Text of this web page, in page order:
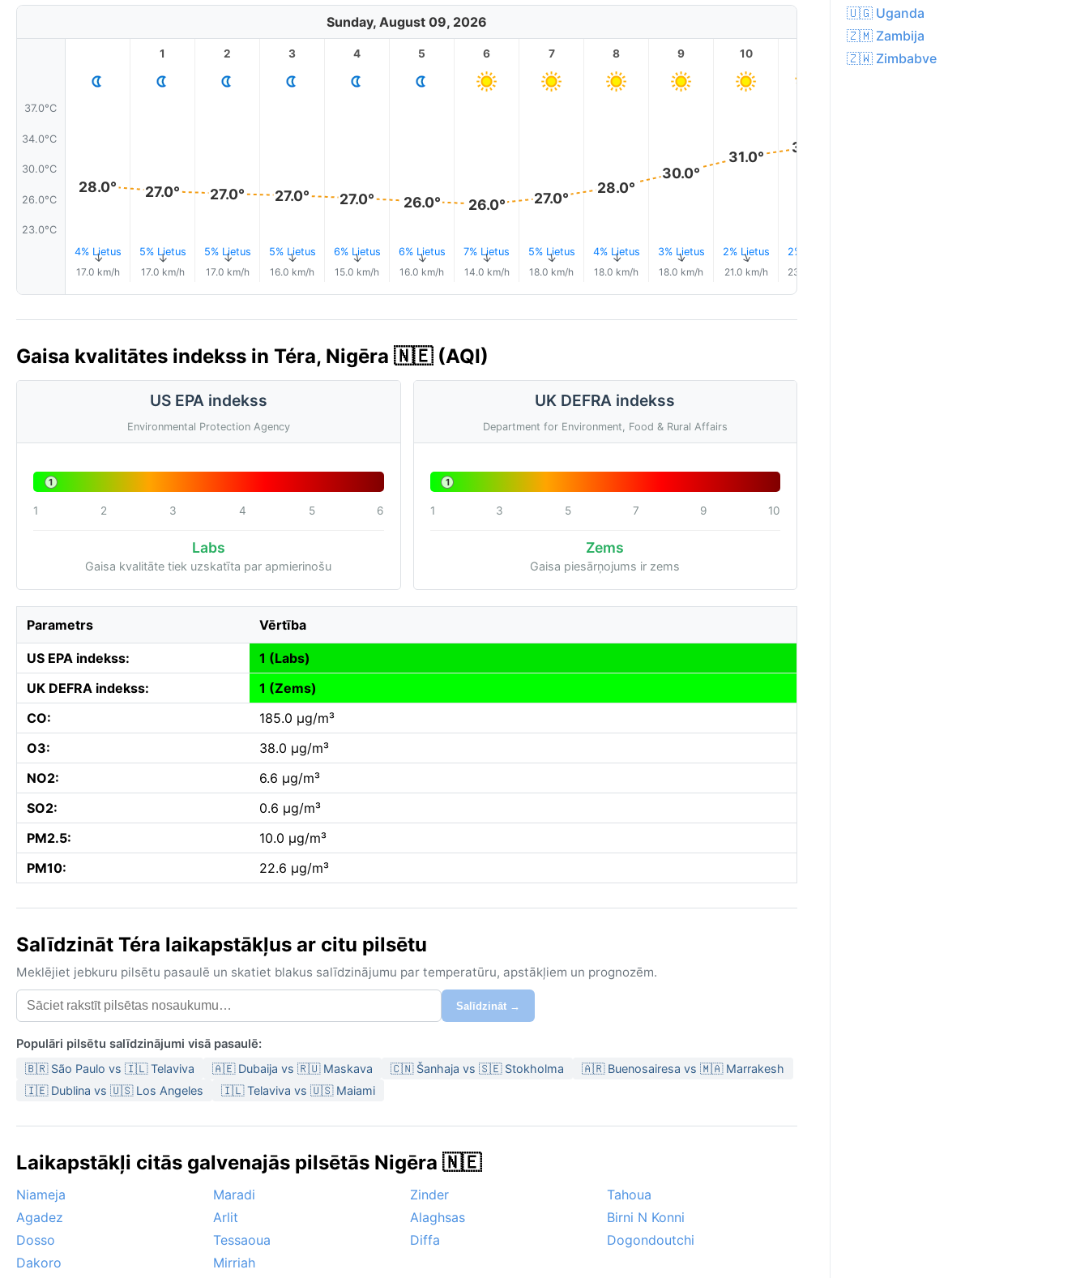
Sunday, August 09, 2026
37.0°C
34.0°C
30.0°C
26.0°C
23.0°C
28.0°
4% Lietus
↑
17.0 km/h
1
27.0°
5% Lietus
↑
17.0 km/h
2
27.0°
5% Lietus
↑
17.0 km/h
3
27.0°
5% Lietus
↑
16.0 km/h
4
27.0°
6% Lietus
↑
15.0 km/h
5
26.0°
6% Lietus
↑
16.0 km/h
6
26.0°
7% Lietus
↑
14.0 km/h
7
27.0°
5% Lietus
↑
18.0 km/h
8
28.0°
4% Lietus
↑
18.0 km/h
9
30.0°
3% Lietus
↑
18.0 km/h
10
31.0°
2% Lietus
↑
21.0 km/h
32.0°
2% Lietus
23.0 km/h
12 13
Gaisa kvalitātes indekss in Téra, Nigēra 🇳🇪 (AQI)
US EPA indekss
Environmental Protection Agency
1
1 2 3 4 5 6
Labs
Gaisa kvalitāte tiek uzskatīta par apmierinošu
UK DEFRA indekss
Department for Environment, Food & Rural Affairs
1
1 3 5 7 9 10
Zems
Gaisa piesārņojums ir zems
Parametrs Vērtība
US EPA indekss:
1 (Labs)
UK DEFRA indekss:
1 (Zems)
CO:
185.0 µg/m³
O3:
38.0 µg/m³
NO2:
6.6 µg/m³
SO2:
0.6 µg/m³
PM2.5:
10.0 µg/m³
PM10:
22.6 µg/m³
Salīdzināt Téra laikapstākļus ar citu pilsētu
Meklējiet jebkuru pilsētu pasaulē un skatiet blakus salīdzinājumu par temperatūru, apstākļiem un prognozēm.
Salīdzināt →
Populāri pilsētu salīdzinājumi visā pasaulē:
🇧🇷 São Paulo vs 🇮🇱 Telaviva 🇦🇪 Dubaija vs 🇷🇺 Maskava 🇨🇳 Šanhaja vs 🇸🇪 Stokholma
🇦🇷 Buenosairesa vs 🇲🇦 Marrakesh
🇮🇪 Dublina vs 🇺🇸 Los Angeles
🇮🇱 Telaviva vs 🇺🇸 Maiami
Laikapstākļi citās galvenajās pilsētās Nigēra 🇳🇪
Niameja Maradi Zinder
Tahoua
Agadez
Arlit Alaghsas
Birni N Konni
Dosso
Tessaoua Diffa
Dogondoutchi
Dakoro
Mirriah
🇺🇬 Uganda
🇿🇲 Zambija
🇿🇼 Zimbabve